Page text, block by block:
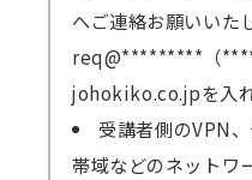
へご連絡お願いいた
req@*********（
johokiko.co.jpを入れ
受講者側のVPN
帯域などのネットワ